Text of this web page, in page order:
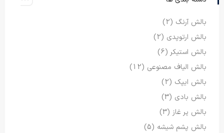
بالش آرنگ (2)
بالش ارتوپدی (2)
بالش استیکر (6)
بالش الیاف مصنوعی (12)
بالش ایپک (2)
بالش بادی (3)
بالش پر غاز (3)
بالش پشم شیشه (5)